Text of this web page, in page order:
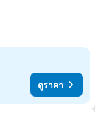
ดูราคา